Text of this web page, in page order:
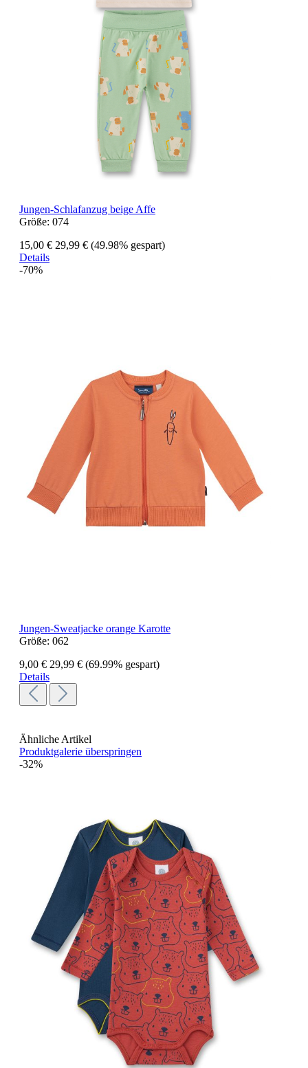
Jungen-Schlafanzug beige Affe
Größe: 074
15,00 € 29,99 € (49.98% gespart)
Details
-70%
Jungen-Sweatjacke orange Karotte
Größe: 062
9,00 € 29,99 € (69.99% gespart)
Details
Ähnliche Artikel
Produktgalerie überspringen
-32%